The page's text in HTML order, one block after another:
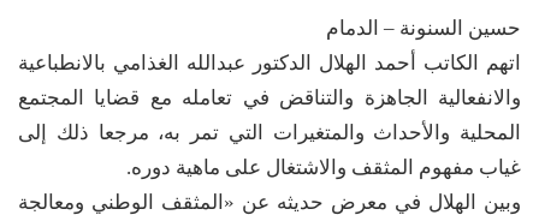
حسين السنونة – الدمام
اتهم الكاتب أحمد الهلال الدكتور عبدالله الغذامي بالانطباعية
والانفعالية الجاهزة والتناقض في تعامله مع قضايا المجتمع
المحلية والأحداث والمتغيرات التي تمر به، مرجعا ذلك إلى
غياب مفهوم المثقف والاشتغال على ماهية دوره.
وبين الهلال في معرض حديثه عن «المثقف الوطني ومعالجة